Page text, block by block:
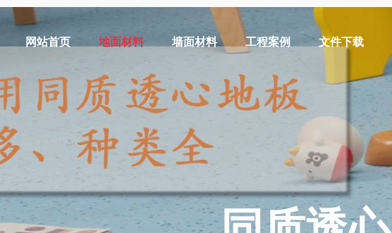
网站首页 地面材料 墙面材料 工程案例 文件下载